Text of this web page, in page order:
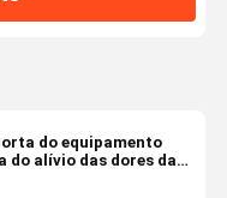
do equipamento
do alívio das dores da